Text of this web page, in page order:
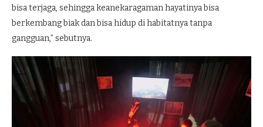
bisa terjaga, sehingga keanekaragaman hayatinya bisa
berkembang biak dan bisa hidup di habitatnya tanpa
gangguan,” sebutnya.